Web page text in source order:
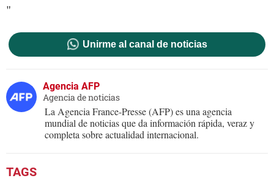
"
Unirme al canal de noticias
Agencia AFP
Agencia de noticias
La Agencia France-Presse (AFP) es una agencia
mundial de noticias que da información rápida, veraz y
completa sobre actualidad internacional.